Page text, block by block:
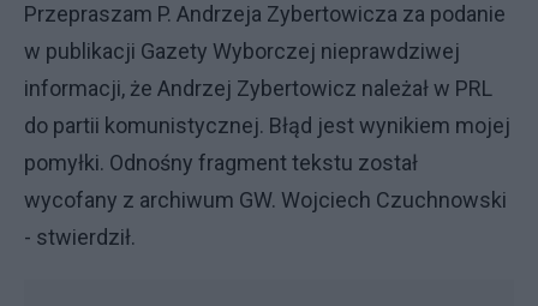
Przepraszam P. Andrzeja Zybertowicza za podanie
w publikacji Gazety Wyborczej nieprawdziwej
informacji, że Andrzej Zybertowicz należał w PRL
do partii komunistycznej. Błąd jest wynikiem mojej
pomyłki. Odnośny fragment tekstu został
wycofany z archiwum GW. Wojciech Czuchnowski
- stwierdził.